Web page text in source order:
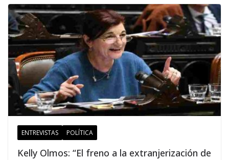
ENTREVISTAS POLÍTICA
Kelly Olmos: “El freno a la extranjerización de